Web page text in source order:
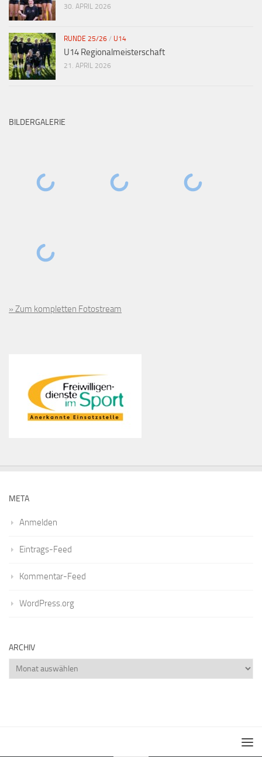
30. APRIL 2026
RUNDE 25/26 / U14
U14 Regionalmeisterschaft
21. APRIL 2026
BILDERGALERIE
» Zum kompletten Fotostream
META
Anmelden
Eintrags-Feed
Kommentar-Feed
WordPress.org
ARCHIV
Archiv